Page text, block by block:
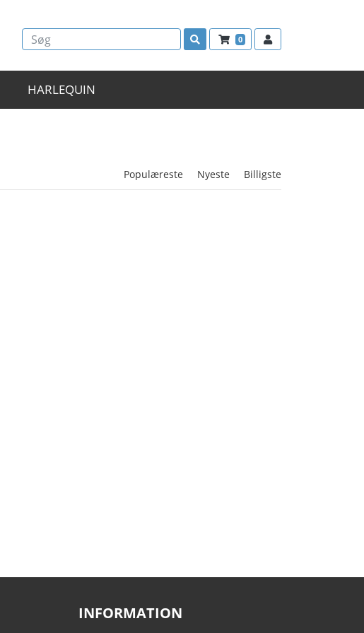
0
HARLEQUIN
Populæreste Nyeste Billigste
INFORMATION